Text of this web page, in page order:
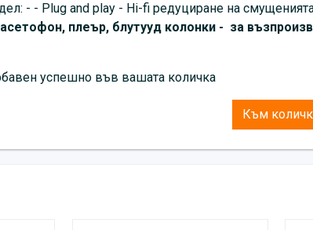
- - Plug and play - Hi-fi редуциране на
плеър, блутууд колонки - за
успешно във вашата количка
Към